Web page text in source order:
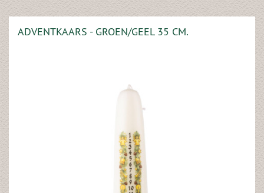
ADVENTKAARS - GROEN/GEEL 35 CM.